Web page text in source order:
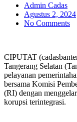
Admin Cadas
Agustus 2, 2024
No Comments
CIPUTAT
Tangerang Selatan
pelayanan
bersama Komisi
(RI) dengan
korupsi terintegrasi.